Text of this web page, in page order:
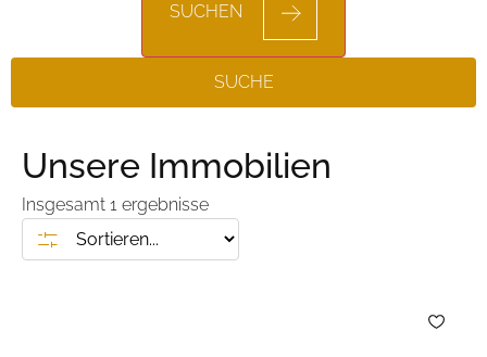
SUCHEN
SUCHE
Unsere Immobilien
Insgesamt 1 ergebnisse